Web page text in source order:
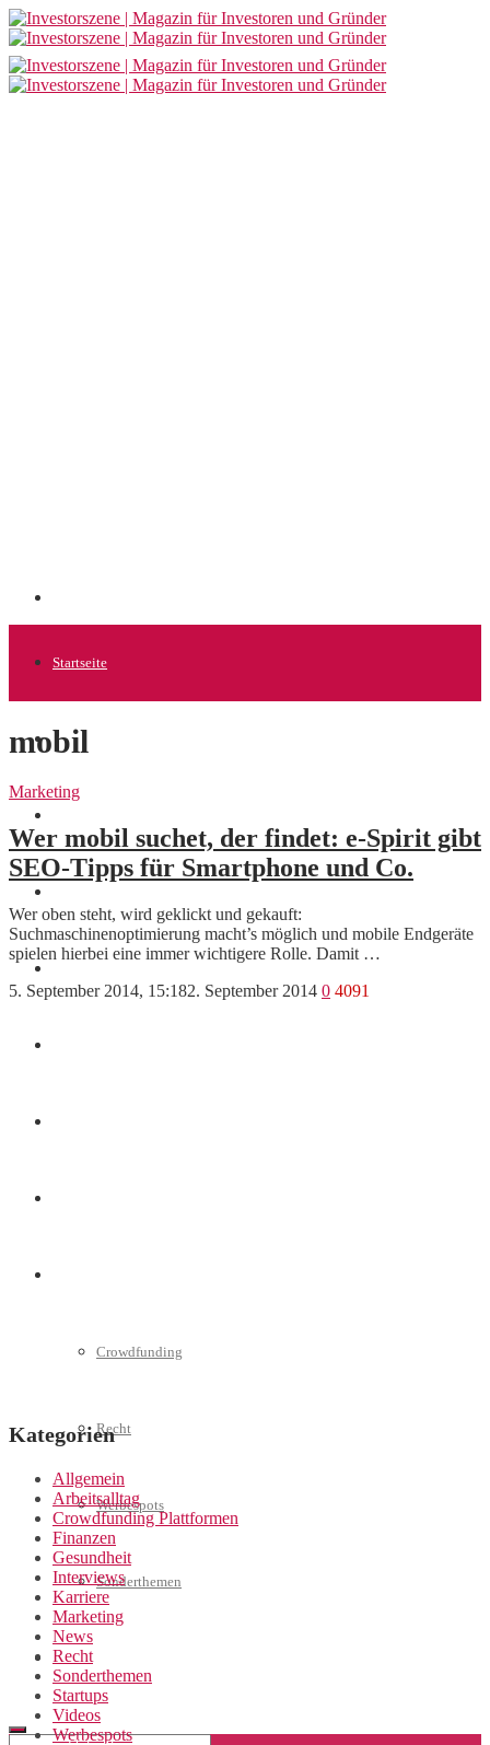
Startseite
Allgemein
Crowdfunding
Recht
Werbespots
Sonderthemen
Geschäftskonto eröffnen
mobil
Marketing
Wer mobil suchet, der findet: e-Spirit gibt
SEO-Tipps für Smartphone und Co.
Wer oben steht, wird geklickt und gekauft:
Suchmaschinenoptimierung macht’s möglich und mobile Endgeräte
spielen hierbei eine immer wichtigere Rolle. Damit …
5. September 2014, 15:182. September 2014 0 4091
Kategorien
Allgemein
Arbeitsalltag
Crowdfunding Plattformen
Finanzen
Gesundheit
Interviews
Karriere
Marketing
News
Recht
Sonderthemen
Startups
Videos
Werbespots